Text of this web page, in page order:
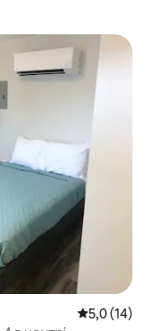
Середня
5,0 (14)